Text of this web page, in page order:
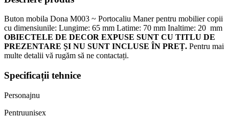
Buton mobila Dona M003 ~ Portocaliu Maner pentru mobilier copii
cu dimensiunile: Lungime: 65 mm Latime: 70 mm Inaltime: 20 mm
OBIECTELE DE DECOR EXPUSE SUNT CU TITLU DE
PREZENTARE ȘI NU SUNT INCLUSE ÎN PREȚ. Pentru mai
multe detalii vă rugăm să ne contactați.
Specificații tehnice
Personajnu
Pentruunisex